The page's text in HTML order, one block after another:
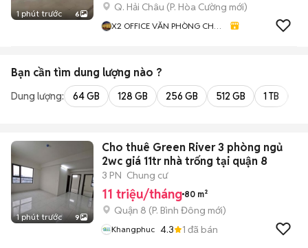
1 phút trước 6
Q. Hải Châu (P. Hòa Cường mới)
X2 OFFICE VĂN PHÒNG CHO
Bạn cần tìm dung lượng nào ?
Dung lượng: 64 GB 128 GB 256 GB 512 GB 1 TB
1 phút trước 9
Cho thuê Green River 3 phòng ngủ
2wc giá 11tr nhà trống tại quận 8
3 PN Chung cư
11 triệu/tháng 80 m²
Quận 8 (P. Bình Đông mới)
Khangphuc 4.3 1 đã bán